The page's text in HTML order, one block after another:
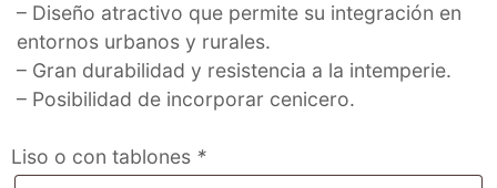
– Diseño atractivo que permite su integración en
entornos urbanos y rurales.
– Gran durabilidad y resistencia a la intemperie.
– Posibilidad de incorporar cenicero.
Liso o con tablones *